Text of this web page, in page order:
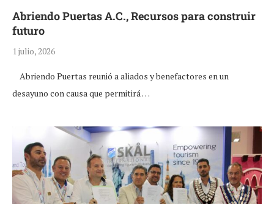
Abriendo Puertas A.C., Recursos para construir
futuro
1 julio, 2026
Abriendo Puertas reunió a aliados y benefactores en un
desayuno con causa que permitirá …